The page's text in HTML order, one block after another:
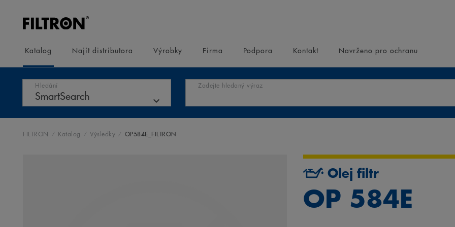
Katalog Najít distributora Výrobky Firma Podpora Kontakt Navrženo pro ochranu
Hledání Zadejte hledaný výraz
FILTRON Katalog Výsledky OP584E_FILTRON
Olej filtr
OP 584E